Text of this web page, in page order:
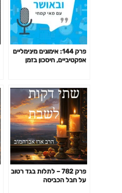
פרק 144: אימונים מינימליים
אפקטיביים, חיסכון בזמן
פרק 782 – לתלות בגד רטוב
על חבל הכביסה